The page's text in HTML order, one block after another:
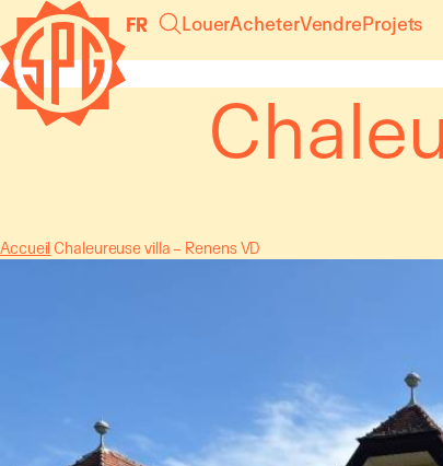
Panneau de gestion des cookies
FR LouerAcheterVendreProjets
Accueil Chaleureuse villa – Renens VD